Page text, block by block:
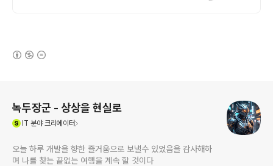
녹두장군 - 상상을 현실로
IT 분야 크리에이터
오늘 하루 개발을 향한 즐거움으로 보낼수 있었음을 감사해하
며 나를 찾는 끝없는 여행을 계속 할 것이다